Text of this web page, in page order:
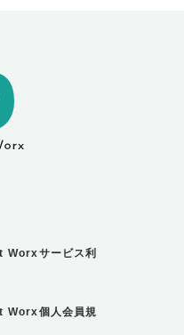
Worxサービス利
Worx個人会員規